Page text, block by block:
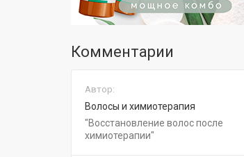
Комментарии
Автор:
Волосы и химиотерапия
Восстановление волос после
химиотерапии